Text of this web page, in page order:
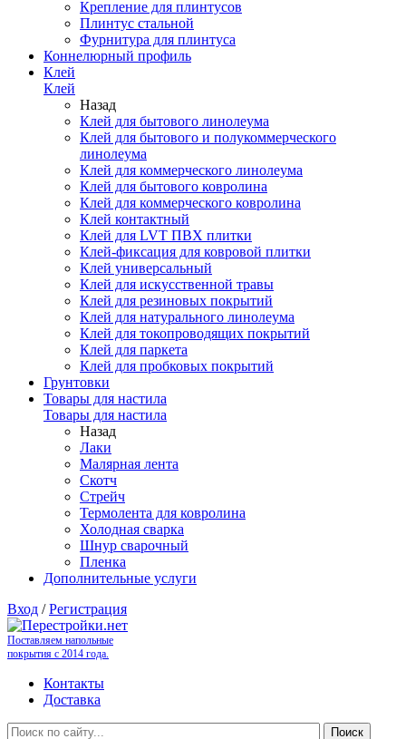
Крепление для плинтусов
Плинтус стальной
Фурнитура для плинтуса
Коннелюрный профиль
Клей
Клей
Назад
Клей для бытового линолеума
Клей для бытового и полукоммерческого
линолеума
Клей для коммерческого линолеума
Клей для бытового ковролина
Клей для коммерческого ковролина
Клей контактный
Клей для LVT ПВХ плитки
Клей-фиксация для ковровой плитки
Клей универсальный
Клей для искусственной травы
Клей для резиновых покрытий
Клей для натурального линолеума
Клей для токопроводящих покрытий
Клей для паркета
Клей для пробковых покрытий
Грунтовки
Товары для настила
Товары для настила
Назад
Лаки
Малярная лента
Скотч
Стрейч
Термолента для ковролина
Холодная сварка
Шнур сварочный
Пленка
Дополнительные услуги
Вход /Регистрация
Поставляем напольные
покрытия с 2014 года.
Контакты
Доставка